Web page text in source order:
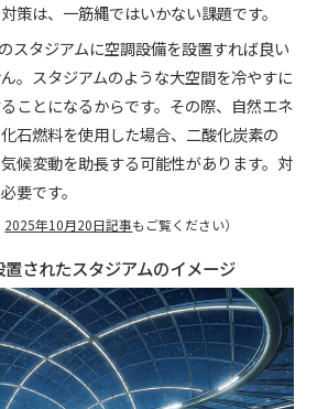
策は、一筋縄ではいかない課題です。
スタジアムに空調設備を設置すれば良い
。スタジアムのような大空間を冷やすに
ことになるからです。その際、自然エネ
石燃料を使用した場合、二酸化炭素の
候変動を助長する可能性があります。対
要です。
2025年10月20日記事もご覧ください）
されたスタジアムのイメージ